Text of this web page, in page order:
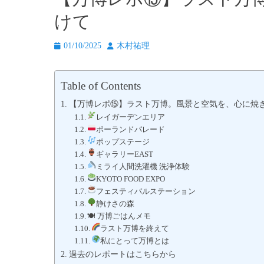
けて
投
日
01/10/2025
投
者
木村祐理
Table of Contents
【万博レポ⑮】ラスト万博。風景と空気を、心に焼
レイガーデンエリア
ポーランドパレード
ポップステージ
ギャラリーEAST
ミライ人間洗濯機 洗浄体験
KYOTO FOOD EXPO
フェスティバルステーション
静けさの森
🍽 万博ごはんメモ
ラスト万博を終えて
私にとって万博とは
過去のレポートはこちらから